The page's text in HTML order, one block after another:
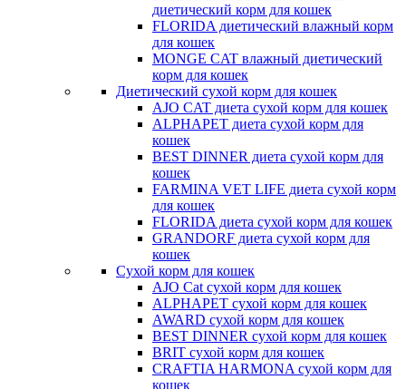
диетический корм для кошек
FLORIDA диетический влажный корм
для кошек
MONGE CAT влажный диетический
корм для кошек
Диетический сухой корм для кошек
AJO CAT диета сухой корм для кошек
ALPHAPET диета сухой корм для
кошек
BEST DINNER диета сухой корм для
кошек
FARMINA VET LIFE диета сухой корм
для кошек
FLORIDA диета сухой корм для кошек
GRANDORF диета сухой корм для
кошек
Сухой корм для кошек
AJO Cat cухой корм для кошек
ALPHAPET сухой корм для кошек
AWARD сухой корм для кошек
BEST DINNER сухой корм для кошек
BRIT сухой корм для кошек
CRAFTIA HARMONA сухой корм для
кошек